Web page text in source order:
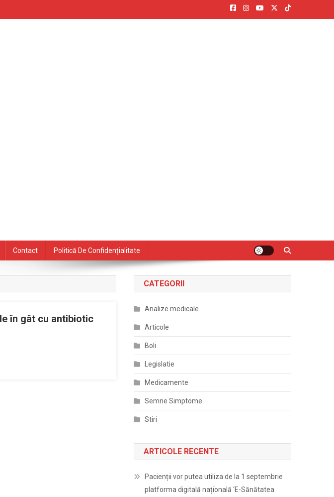
Contact Politică De Confidențialitate
în gât cu antibiotic
CATEGORII
Analize medicale
Articole
Boli
Legislatie
Medicamente
Semne Simptome
Stiri
ARTICOLE RECENTE
Pacienții vor putea utiliza de la 1 septembrie
platforma digitală națională ‘E-Sănătatea